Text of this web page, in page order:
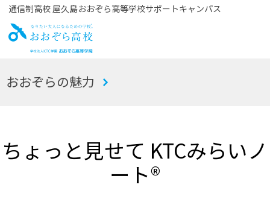
通信制高校 屋久島おおぞら高等学校サポートキャンパス
お
おおぞらの魅力
ちょっと見せて KTCみらいノ
ート®